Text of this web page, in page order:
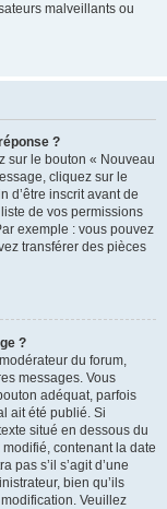
malveillants ou
?
sur le bouton « Nouveau
cliquez sur le
d’être inscrit avant de
de vos permissions
exemple : vous pouvez
transférer des pièces
?
du forum,
messages. Vous
adéquat, parfois
ait été publié. Si
situé en dessous du
contenant la date
pas s’il s’agit d’une
bien qu’ils
Veuillez